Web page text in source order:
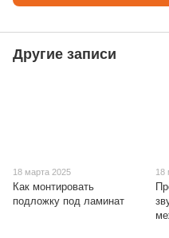
Другие записи
18 марта 2025
Как монтировать
подложку под ламинат
18